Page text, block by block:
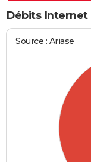
FORUM
Bricolage
Lifestyle
Culture
Sport
Auto
Television
Voyage
Cinema
Débits Internet
Source : Ariase